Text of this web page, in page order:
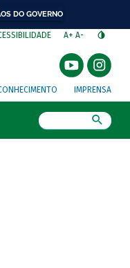
DO GOVERNO
A+ A-
IMPRENSA